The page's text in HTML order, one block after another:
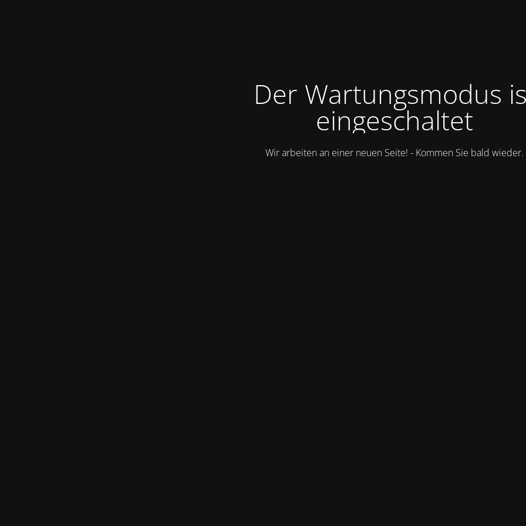
Der Wartungsmodus
eingeschaltet
Wir arbeiten an einer neuen Seite! - Kommen Sie bald wieder.